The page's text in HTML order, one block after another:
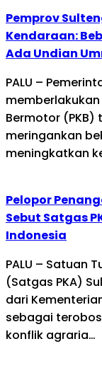
Pemprov
Kendaraan:
Ada Undian
PALU –
Bermotor (PKB)
meringankan
meningkatkan
Pelopor
Sebut Satgas
Indonesia
PALU – Satuan
(Satgas PKA)
dari
sebagai
konflik agraria…